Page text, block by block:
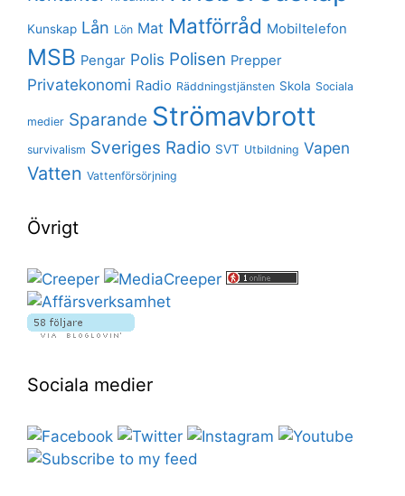
Kunskap Lån Lön Mat Matförråd Mobiltelefon
MSB Pengar Polis Polisen Prepper
Privatekonomi Radio Räddningstjänsten Skola Sociala
medier Sparande Strömavbrott
survivalism Sveriges Radio SVT Utbildning Vapen
Vatten Vattenförsörjning
Övrigt
Sociala medier